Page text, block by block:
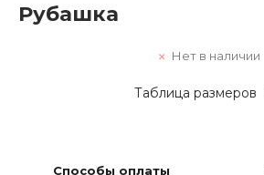
Рубашка
Нет в наличии
Таблица размеров
Способы оплаты